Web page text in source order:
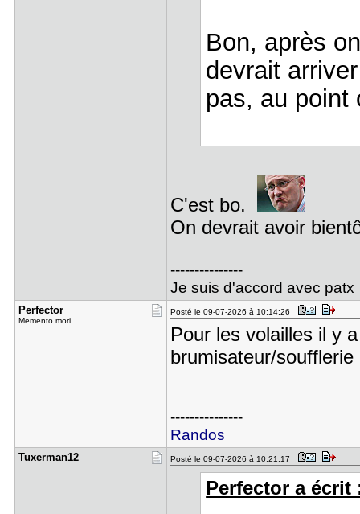
Bon, après
devrait
pas, au
C'est bo.
On devrait avoir
---------------
Je suis d'accord avec
Perfector
Memento mori
Posté le 09-07-2026 à 10:14:26
Pour les volailles il y
brumisateur/soufflerie
---------------
Randos
Tuxerman12 Posté le 09-07-2026 à 10:21:17
Perfector a écrit